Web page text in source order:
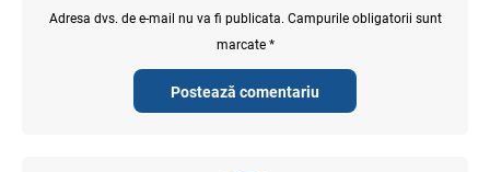
Postează comentariu
Adresa dvs. de e-mail nu va fi publicata. Campurile obligatorii sunt
marcate *